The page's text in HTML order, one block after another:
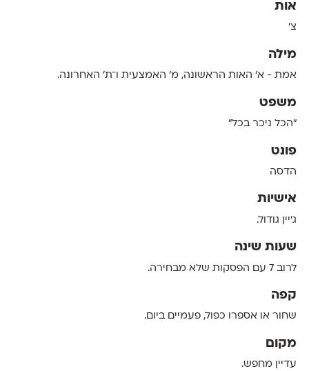
אות
צ׳
מילה
אמת - א' האות הראשונה, מ' האמצעית ו־ת' האחרונה.
משפט
"הכל ניכר בכל"
פונט
הדסה
אישיות
ג'יין גודול.
שעות שינה
לרוב 7 עם הפסקות שלא מבחירה.
קפה
שחור או אספרו כפול, פעמיים ביום.
מקום
עדיין מחפש.